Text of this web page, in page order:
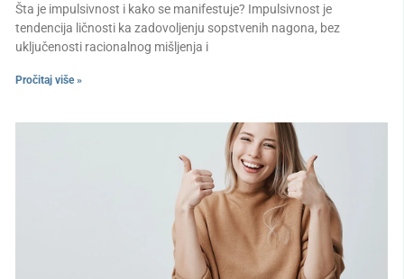
Šta je impulsivnost i kako se manifestuje? Impulsivnost je
tendencija ličnosti ka zadovoljenju sopstvenih nagona, bez
uključenosti racionalnog mišljenja i
Pročitaj više »